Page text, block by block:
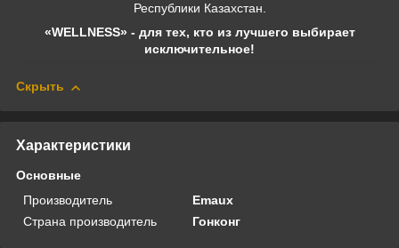
Республики Казахстан.
«WELLNESS» - для тех, кто из лучшего выбирает
исключительное!
Скрыть
Характеристики
Основные
Производитель
Emaux
Страна производитель
Гонконг